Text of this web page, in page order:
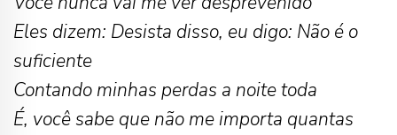
Eles dizem: Desista disso, eu digo: Não é o
suficiente
Contando minhas perdas a noite toda
É, você sabe que não me importa quantas